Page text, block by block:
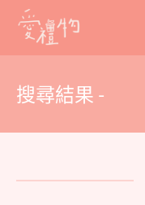
Skip
搜尋結果 -